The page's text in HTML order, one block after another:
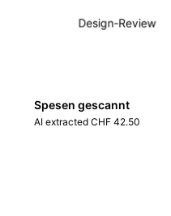
Design-Review
Spesen gescannt
AI extracted CHF 42.50